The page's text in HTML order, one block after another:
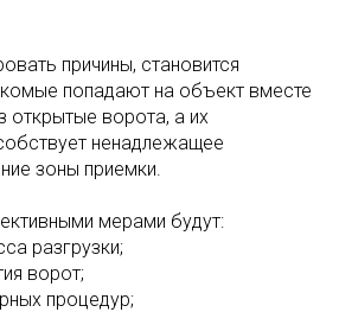
причины, становится
попадают на объект вместе
открытые ворота, а их
ненадлежащее
зоны приемки.
мерами будут:
разгрузки;
ворот;
процедур;